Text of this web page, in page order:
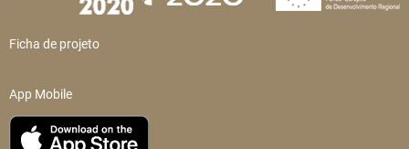
Ficha de projeto
App Mobile